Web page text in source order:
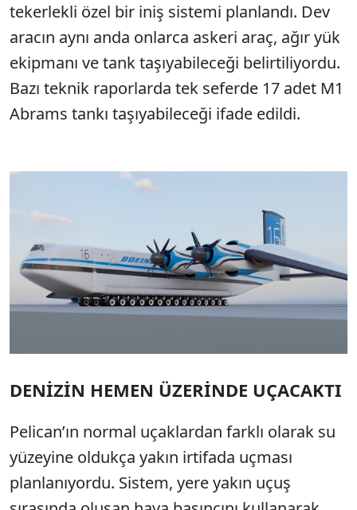
tekerlekli özel bir iniş sistemi planlandı. Dev
aracın aynı anda onlarca askeri araç, ağır yük
ekipmanı ve tank taşıyabileceği belirtiliyordu.
Bazı teknik raporlarda tek seferde 17 adet M1
Abrams tankı taşıyabileceği ifade edildi.
DENİZİN HEMEN ÜZERİNDE UÇACAKTI
Pelican’ın normal uçaklardan farklı olarak su
yüzeyine oldukça yakın irtifada uçması
planlanıyordu. Sistem, yere yakın uçuş